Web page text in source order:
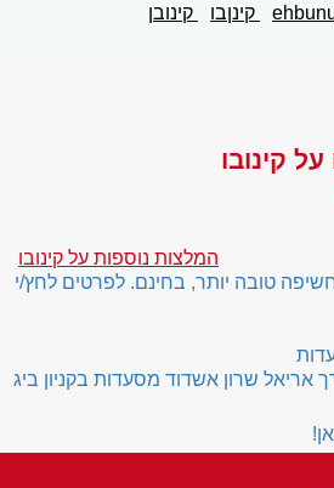
קינןבו קינובן
קינובו
המלצות נוספות על קינובו
טובה יותר, בחינם. לפרטים לחץ/י
אריאל שרון אשדוד מסעדות בקניון ביג